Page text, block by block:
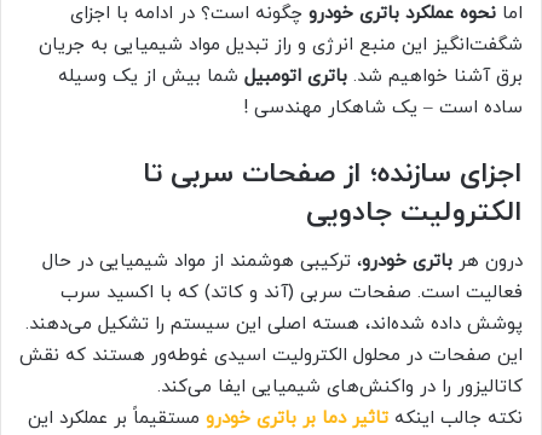
اما نحوه عملکرد باتری خودرو چگونه است؟ در ادامه با اجزای
شگفت‌انگیز این منبع انرژی و راز تبدیل مواد شیمیایی به جریان
برق آشنا خواهیم شد. باتری اتومبیل شما بیش از یک وسیله
ساده است – یک شاهکار مهندسی !
اجزای سازنده؛ از صفحات سربی تا
الکترولیت جادویی
درون هر باتری خودرو، ترکیبی هوشمند از مواد شیمیایی در حال
فعالیت است. صفحات سربی (آند و کاتد) که با اکسید سرب
پوشش داده شده‌اند، هسته اصلی این سیستم را تشکیل می‌دهند.
این صفحات در محلول الکترولیت اسیدی غوطه‌ور هستند که نقش
کاتالیزور را در واکنش‌های شیمیایی ایفا می‌کند.
نکته جالب اینکه تاثیر دما بر باتری خودرو مستقیماً بر عملکرد این